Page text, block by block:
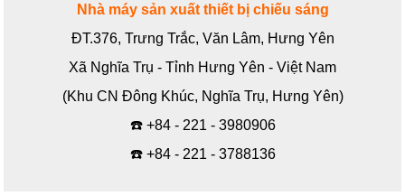
Nhà máy sản xuất thiết bị chiếu sáng
ĐT.376, Trưng Trắc, Văn Lâm, Hưng Yên
Xã Nghĩa Trụ - Tỉnh Hưng Yên - Việt Nam
(Khu CN Đông Khúc, Nghĩa Trụ, Hưng Yên)
☎️ +84 - 221 - 3980906
☎️ +84 - 221 - 3788136